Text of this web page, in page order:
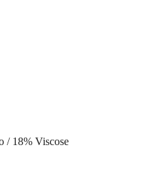
/ 18% Viscose